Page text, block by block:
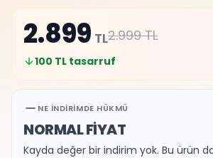
2.899 TL2.999TL
100 TL tasarruf
NE İNDIRIMDE HÜKMÜ
NORMAL FİYAT
Kayda değer bir indirim yok. Bu ürün